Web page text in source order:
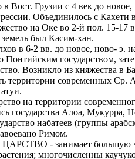
студенты, банки,
Грузии с 4 век до новое,
Объединилось с
на Оке во 2-й пол. 15-17
был Касим-хан.
2 вв. до новое, ново- э. на
Понтийским государством,
из княжества в
территории современных
территории
государства Алоа, Мукурра,
набатеев (группы
Римом.
- занимает большую
многочисленны